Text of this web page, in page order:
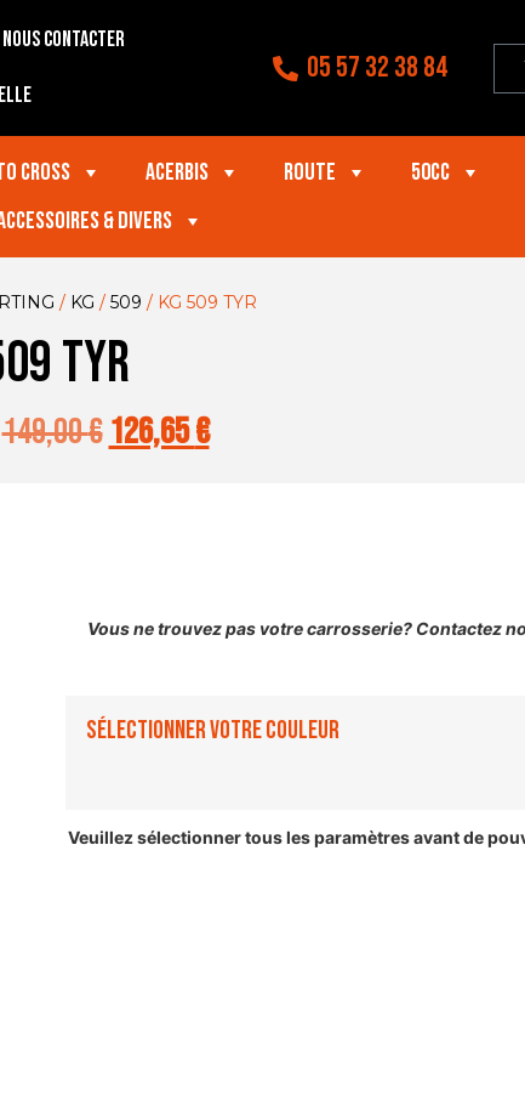
Nous contacter
05 57 32 38 84
Cross Acerbis Route 50cc
& divers
/ KG / 509 / KG 509 TYR
TYR
149,00€ 126,65€
Vous ne trouvez pas votre carrosserie? Contactez
Sélectionner votre couleur
Veuillez sélectionner tous les paramètres avant de